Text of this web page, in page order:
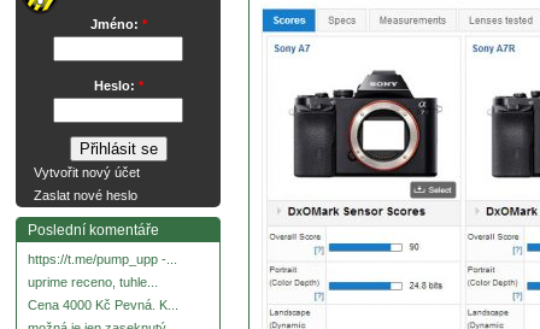
Jméno: *
Heslo: *
Vytvořit nový účet
Zaslat nové heslo
Poslední komentáře
https://t.me/pump_upp -...
uprime receno, tuhle...
Cena 4000 Kč Pevná. K...